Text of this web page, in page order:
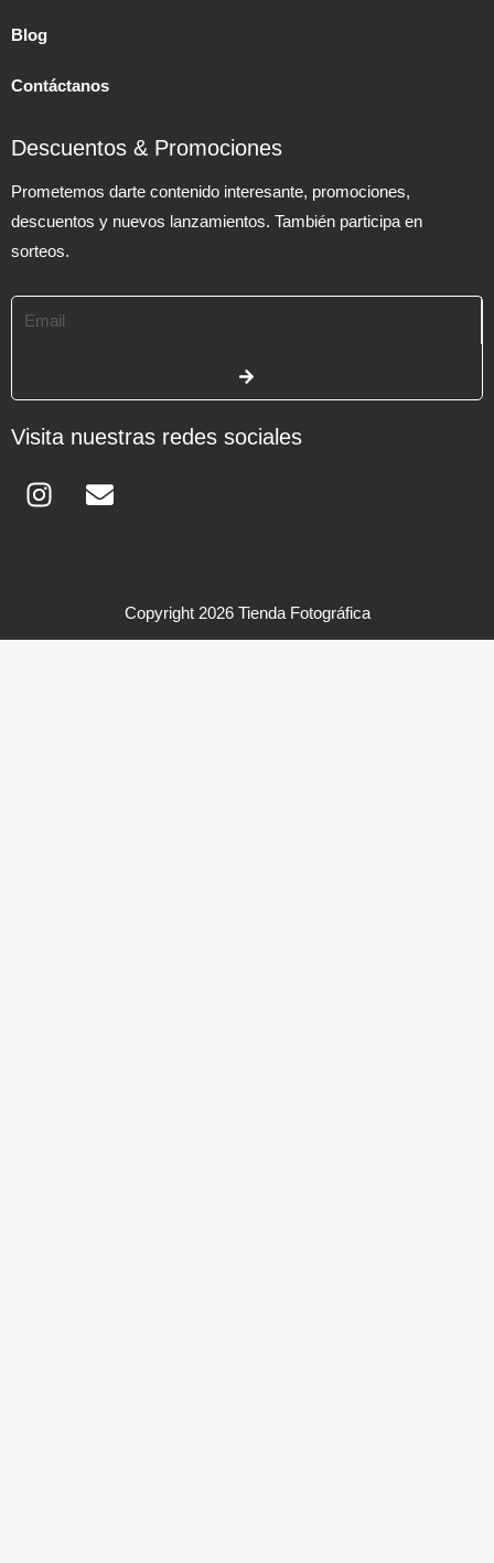
Blog
Contáctanos
Descuentos & Promociones
Prometemos darte contenido interesante, promociones,
descuentos y nuevos lanzamientos. También participa en
sorteos.
Visita nuestras redes sociales
InstagramEnvelope
Copyright 2026 Tienda Fotográfica